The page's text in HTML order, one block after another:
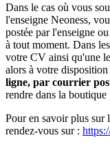
Dans le cas où vous
l'enseigne Neoness,
postée par l'enseigne
à tout moment. Dans
votre CV ainsi qu'une
alors à votre
ligne, par courrier
rendre dans la
Pour en savoir plus sur
rendez-vous sur :